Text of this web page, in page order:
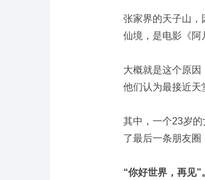
张家界的天子山，
仙境，是电影《阿
大概就是这个原
他们认为最接近天
其中，一个23岁
了最后一条朋友圈
“你好世界，再见”